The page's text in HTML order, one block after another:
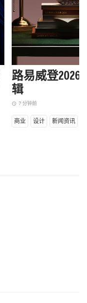
路易威登2026
辑
access_time 7 分钟前
商业 设计 新闻资讯